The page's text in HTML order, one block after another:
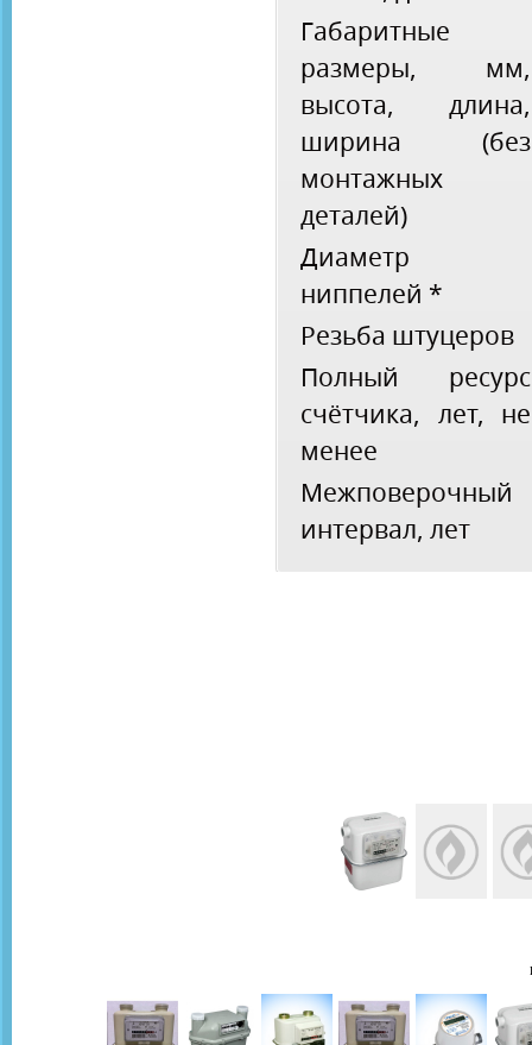
Габаритные
размеры, мм,
высота, длина,
ширина (без
монтажных
деталей)
Диаметр
ниппелей *
Резьба штуцеров
Полный ресурс
счётчика, лет, не
менее
Межповерочный
интервал, лет